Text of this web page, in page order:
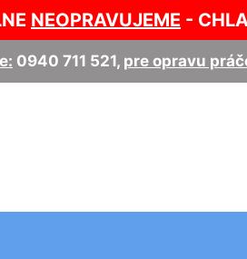
NEOPRAVUJEME -
0940 711 521, pre opravu